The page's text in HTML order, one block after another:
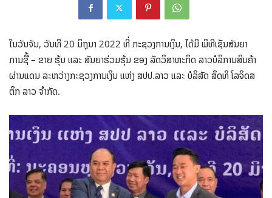
ໃນວັນຈັນ, ວັນທີ 20 ມິຖຸນາ 2022 ທີ່ ກະຊວງການເງິນ, ໄດ້ມີ ພິທີເຊັນສັນຍາ
ການຊື້ – ຂາຍ ຮຸ້ນ ແລະ ສັນຍາຮ່ວມຮຸ້ນ ຂອງ ລັດວິສາຫະກິດ ລາວບໍລິການສິນຄ້າ
ຜ່ານແດນ ລະຫວ່າງກະຊວງການເງິນ ແຫ່ງ ສປປ.ລາວ ແລະ ບໍລິສັດ ສິດທິ ໂລຈິດສ
ຕິກ ລາວ ຈຳກັດ.